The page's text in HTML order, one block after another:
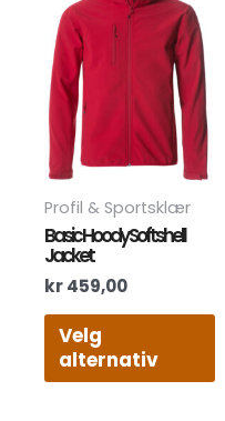
Profil & Sportsklær
Basic Hoody Softshell
Jacket
kr459,00
Velg
alternativ